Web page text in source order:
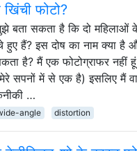
खिंची फोटो?
बता सकता है कि दो महिलाओं
हुए हैं? इस दोष का नाम क्या है
है? मैं एक फोटोग्राफर नहीं हूं
सपनों में से एक है) इसलिए मैं
…
angle distortion